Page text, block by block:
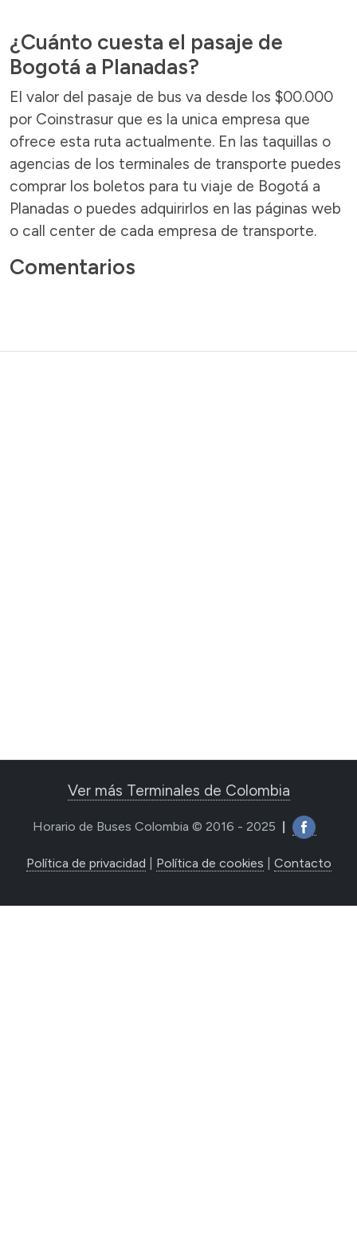
¿Cuánto cuesta el pasaje de
Bogotá a Planadas?
El valor del pasaje de bus va desde los $00.000
por Coinstrasur que es la unica empresa que
ofrece esta ruta actualmente. En las taquillas o
agencias de los terminales de transporte puedes
comprar los boletos para tu viaje de Bogotá a
Planadas o puedes adquirirlos en las páginas web
o call center de cada empresa de transporte.
Comentarios
Ver más Terminales de Colombia
Horario de Buses Colombia © 2016 - 2025 |
Política de privacidad Política de cookies Contacto